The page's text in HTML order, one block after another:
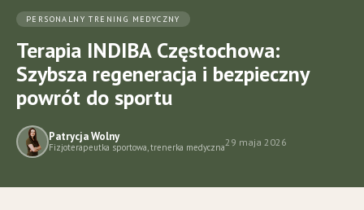
PERSONALNY TRENING MEDYCZNY
Terapia INDIBA Częstochowa:
Szybsza regeneracja i bezpieczny
powrót do sportu
Patrycja Wolny
Fizjoterapeutka sportowa, trenerka medyczna29 maja 2026